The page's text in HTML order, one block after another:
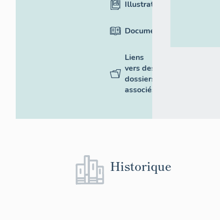
Illustrations
Documentation
Liens
vers des
dossiers
associés
Historique